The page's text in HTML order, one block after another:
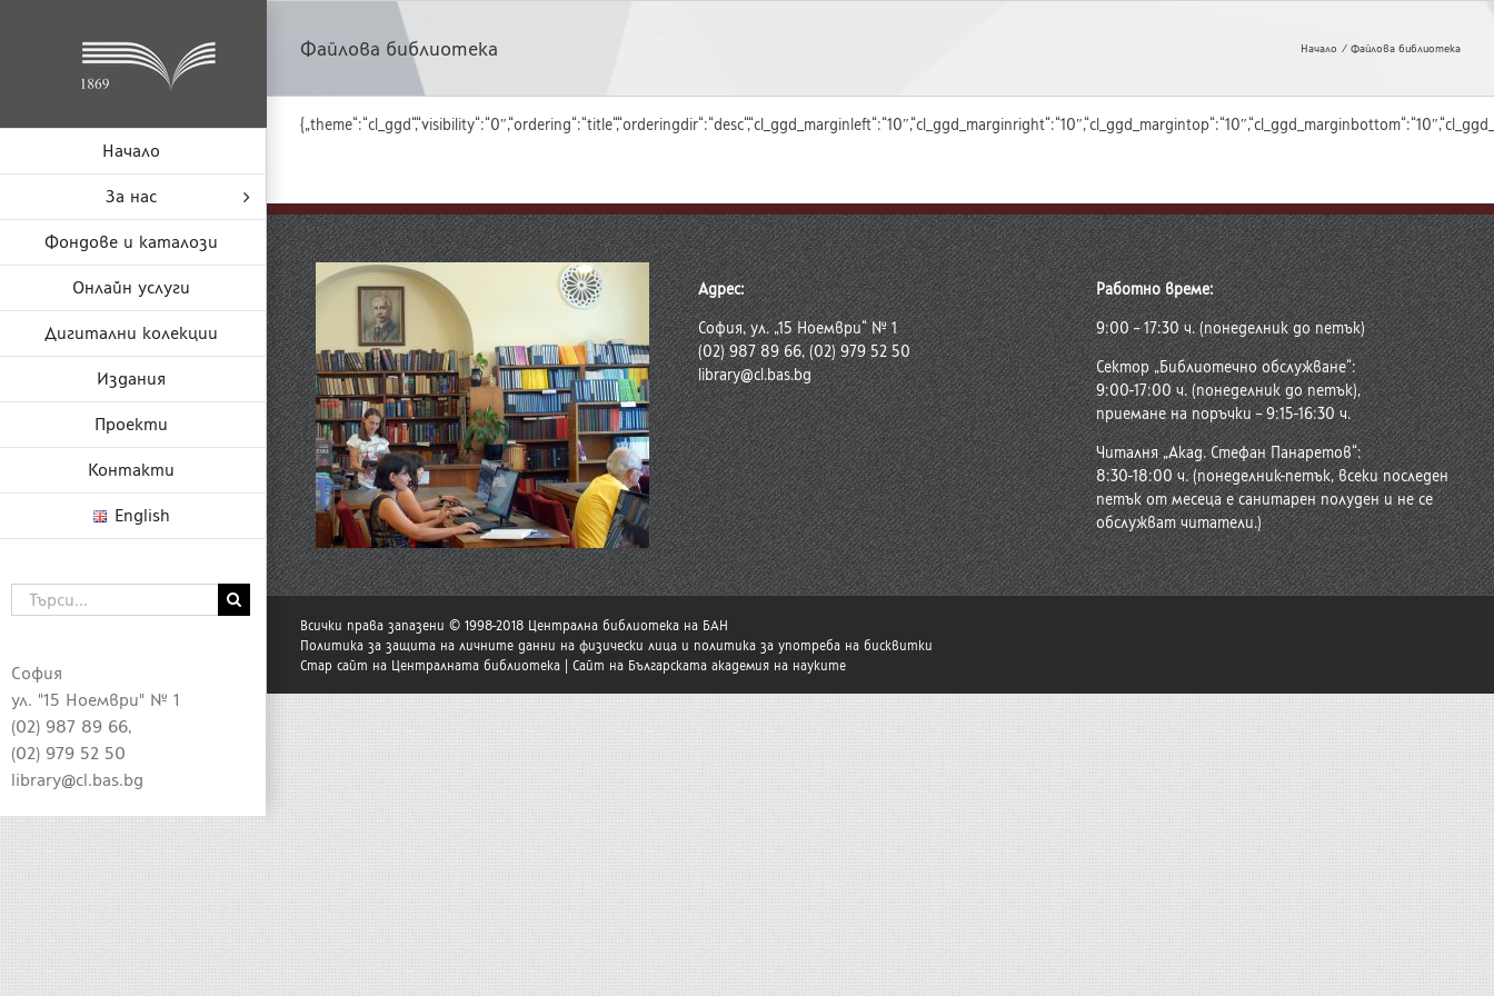
Начало
За нас
Фондове и каталози
Онлайн услуги
Дигитални колекции
Издания
Проекти
Контакти
English
София
ул. "15 Ноември" № 1
(02) 987 89 66,
(02) 979 52 50
library@cl.bas.bg
Търсене
...
Файлова библиотека Начало Файлова библиотека
Адрес:
София, ул. „15 Ноември“ № 1
(02) 987 89 66, (02) 979 52 50
library@cl.bas.bg
Работно време:
9:00 – 17:30 ч. (понеделник до петък)
Сектор „Библиотечно обслужване“:
9:00-17:00 ч. (понеделник до петък),
приемане на поръчки – 9:15-16:30 ч.
Читалня „Акад. Стефан Панаретов“:
8:30-18:00 ч. (понеделник-петък, всеки последен
петък от месеца е санитарен полуден и не се
обслужват читатели.)
Всички права запазени © 1998-2018 Централна библиотека на БАН
Политика за защита на личните данни на физически лица и политика за употреба на бисквитки
Стар сайт на Централната библиотека
Сайт на Българската академия на науките